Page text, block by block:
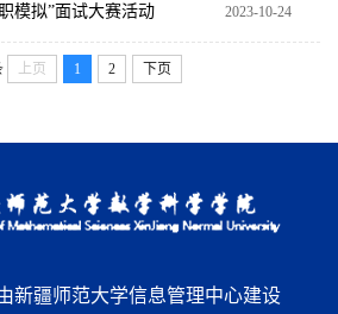
2023-10-24
模拟”面试大赛活动
上页 1 2 下页
新疆师范大学信息管理中心建设